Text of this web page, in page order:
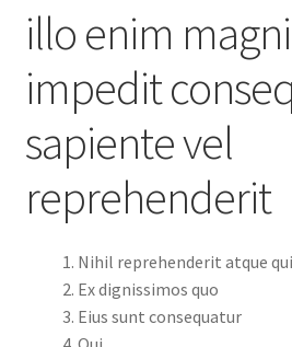
illo enim
impedit
sapiente vel
reprehenderit
Nihil reprehenderit atque
Ex dignissimos quo
Eius sunt consequatur